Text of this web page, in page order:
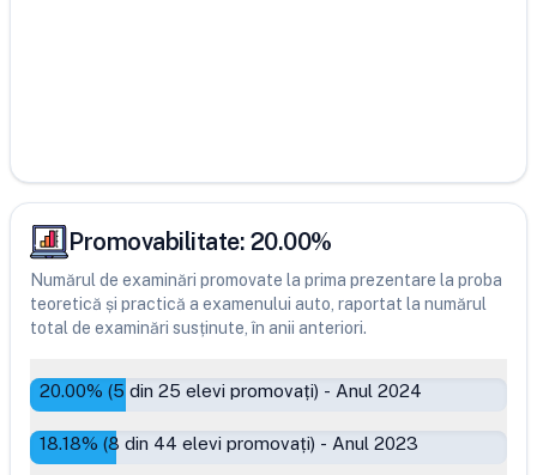
Promovabilitate: 20.00%
Numărul de examinări promovate la prima prezentare la proba
teoretică și practică a examenului auto, raportat la numărul
total de examinări susținute, în anii anteriori.
20.00% (5 din 25 elevi promovați) - Anul 2024
18.18% (8 din 44 elevi promovați) - Anul 2023